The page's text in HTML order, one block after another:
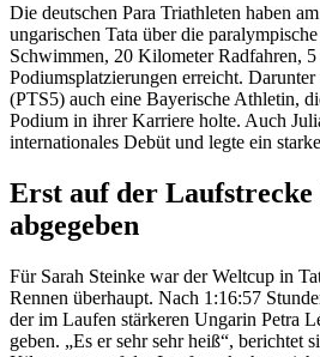
Die deutschen Para Triathleten haben
ungarischen Tata über die
Schwimmen, 20 Kilometer Radfahren,
Podiumsplatzierungen erreicht.
(PTS5) auch eine Bayerische Athletin,
Podium in ihrer Karriere holte. Auch
internationales Debüt und legte ein
Erst auf der
abgegeben
Für Sarah Steinke war der Weltcup in
Rennen überhaupt. Nach 1:16:57
der im Laufen stärkeren Ungarin Petra
geben. „Es er sehr sehr heiß“, berichtet